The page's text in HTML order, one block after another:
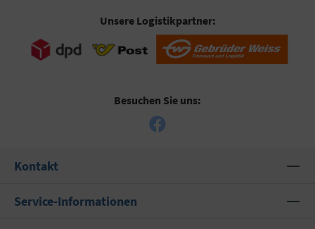
Unsere Logistikpartner:
Besuchen Sie uns:
Kontakt
Service-Informationen